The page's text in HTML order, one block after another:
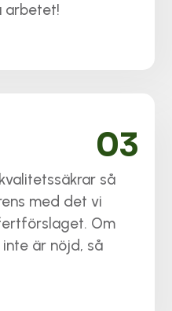
arbetet!
så
med det vi
Om
är nöjd, så
03